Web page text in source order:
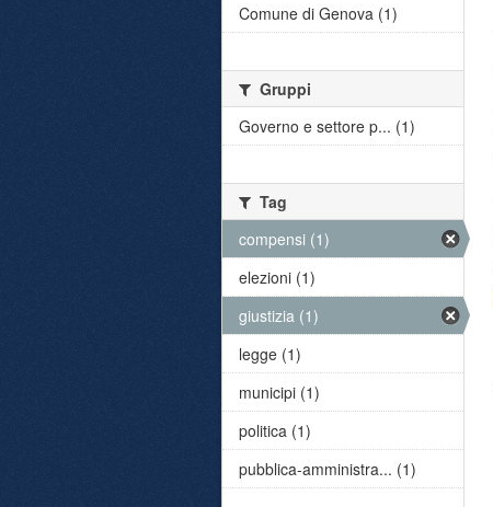
Comune di Genova (1)
Gruppi
Governo e settore p... (1)
Tag
compensi (1)
elezioni (1)
giustizia (1)
legge (1)
municipi (1)
politica (1)
pubblica-amministra... (1)